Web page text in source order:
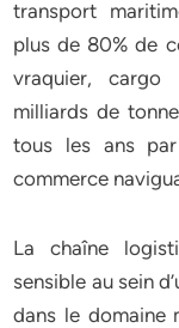
transport
plus de 80% de
vraquier, cargo
milliards de
tous les ans
commerce
La chaîne
sensible au sein
dans le domaine